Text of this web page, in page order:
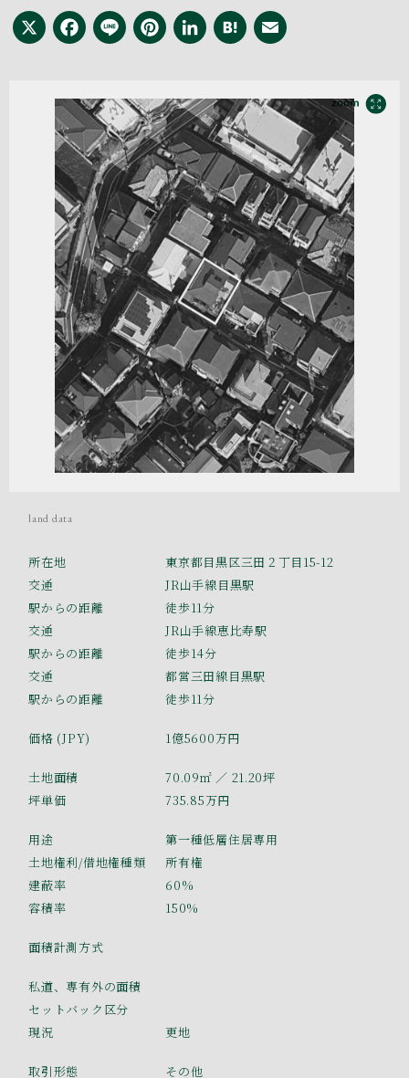
X Facebook
LinePinterest
LinkedIn
Hatena
land data
所在地
東京都目黒区三田２丁目15-12
交通
JR山手線目黒駅
駅からの距離
徒歩11分
交通
JR山手線恵比寿駅
駅からの距離
徒歩14分
交通
都営三田線目黒駅
駅からの距離
徒歩11分
価格 (JPY) 1億5600万円
土地面積 70.09㎡ ／ 21.20坪
坪単価
735.85万円
用途
第一種低層住居専用
土地権利/借地権種類
所有権
建蔽率
60%
容積率
150%
面積計測方式
私道、専有外の面積
セットバック区分
現況
更地
取引形態 その他